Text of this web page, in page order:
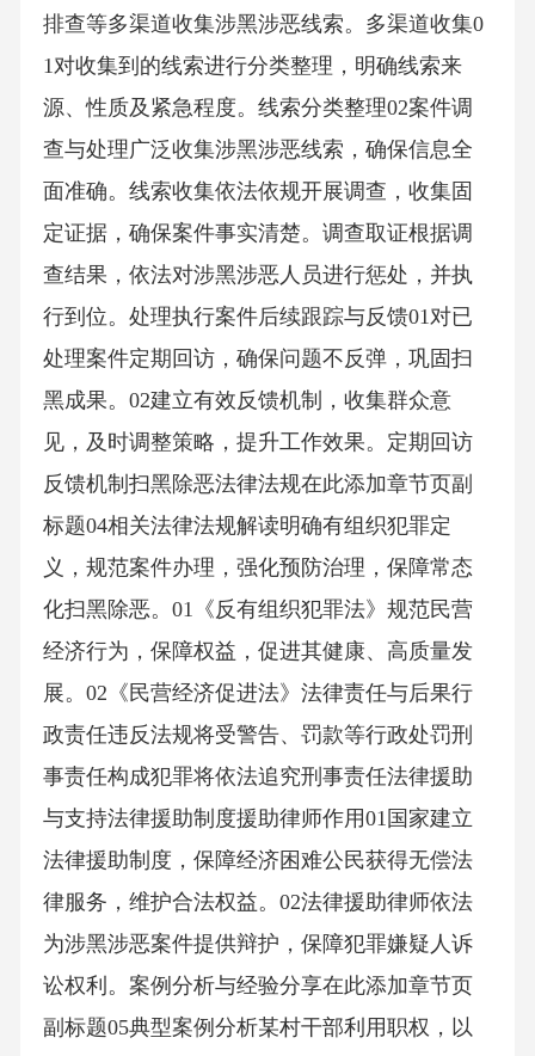
排查等多渠道收集涉黑涉恶线索。多渠道收集0
1对收集到的线索进行分类整理，明确线索来
源、性质及紧急程度。线索分类整理02案件调
查与处理广泛收集涉黑涉恶线索，确保信息全
面准确。线索收集依法依规开展调查，收集固
定证据，确保案件事实清楚。调查取证根据调
查结果，依法对涉黑涉恶人员进行惩处，并执
行到位。处理执行案件后续跟踪与反馈01对已
处理案件定期回访，确保问题不反弹，巩固扫
黑成果。02建立有效反馈机制，收集群众意
见，及时调整策略，提升工作效果。定期回访
反馈机制扫黑除恶法律法规在此添加章节页副
标题04相关法律法规解读明确有组织犯罪定
义，规范案件办理，强化预防治理，保障常态
化扫黑除恶。01《反有组织犯罪法》规范民营
经济行为，保障权益，促进其健康、高质量发
展。02《民营经济促进法》法律责任与后果行
政责任违反法规将受警告、罚款等行政处罚刑
事责任构成犯罪将依法追究刑事责任法律援助
与支持法律援助制度援助律师作用01国家建立
法律援助制度，保障经济困难公民获得无偿法
律服务，维护合法权益。02法律援助律师依法
为涉黑涉恶案件提供辩护，保障犯罪嫌疑人诉
讼权利。案例分析与经验分享在此添加章节页
副标题05典型案例分析某村干部利用职权，以